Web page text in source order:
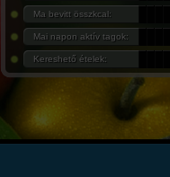
Ma bevitt összkcal:
Mai napon aktív tagok:
Kereshető ételek: